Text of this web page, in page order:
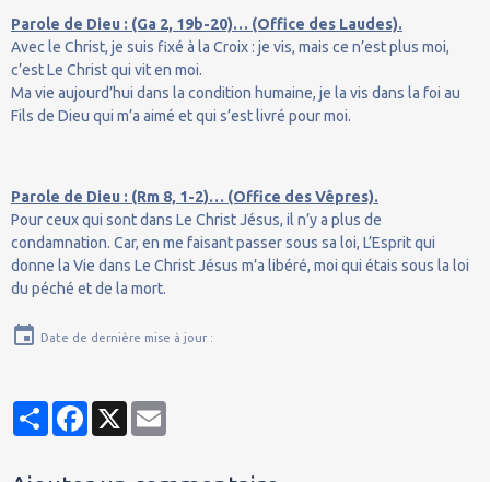
Parole de Dieu : (Ga 2, 19b-20)… (Office des Laudes).
Avec le Christ, je suis fixé à la Croix : je vis, mais ce n’est plus moi,
c’est Le Christ qui vit en moi.
Ma vie aujourd’hui dans la condition humaine, je la vis dans la foi au
Fils de Dieu qui m’a aimé et qui s’est livré pour moi.
Parole de Dieu : (Rm 8, 1-2)… (Office des Vêpres).
Pour ceux qui sont dans Le Christ Jésus, il n’y a plus de
condamnation. Car, en me faisant passer sous sa loi, L’Esprit qui
donne la Vie dans Le Christ Jésus m’a libéré, moi qui étais sous la loi
du péché et de la mort.
Date de dernière mise à jour :
PartagerFacebook
X